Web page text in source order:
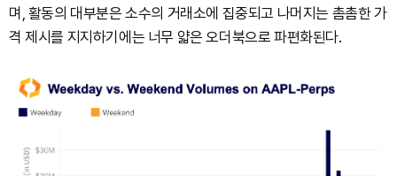
며, 활동의 대부분은 소수의 거래소에 집중되고 나머지는 촘촘한 가
격 제시를 지지하기에는 너무 얇은 오더북으로 파편화된다.